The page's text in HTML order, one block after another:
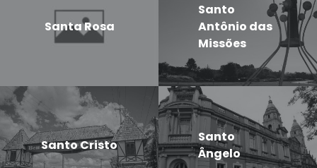
Santa Rosa
Santo
Antônio das
Missões
Santo Cristo
Santo
Ângelo